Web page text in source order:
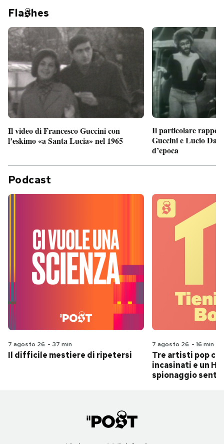
Fla hes
Il video di Francesco Guccini con
l’eskimo «a Santa Lucia» nel 1965
Il particolare
Guccini e Lucio
d’epoca
Podcast
7 agosto 26 - 37 min
Il difficile mestiere di ripetersi
7 agosto 26 - 16 min
Tre artisti pop
incasinati e un
spionaggio